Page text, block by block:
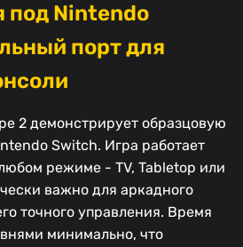
под Nintendo
порт для
2 демонстрирует образцовую
Switch. Игра работает
режиме - TV, Tabletop или
важно для аркадного
точного управления. Время
минимально, что